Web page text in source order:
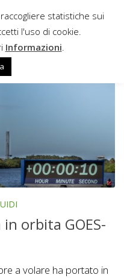
orbita GOES-
a volare ha portato in
statistiche sui
l'uso di cookie.
Informazioni